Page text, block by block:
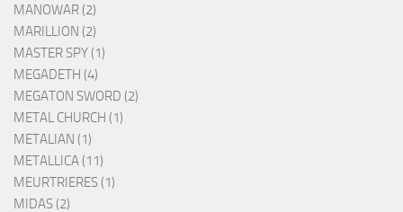
MANOWAR (2)
MARILLION (2)
MASTER SPY (1)
MEGADETH (4)
MEGATON SWORD (2)
METAL CHURCH (1)
METALIAN (1)
METALLICA (11)
MEURTRIERES (1)
MIDAS (2)